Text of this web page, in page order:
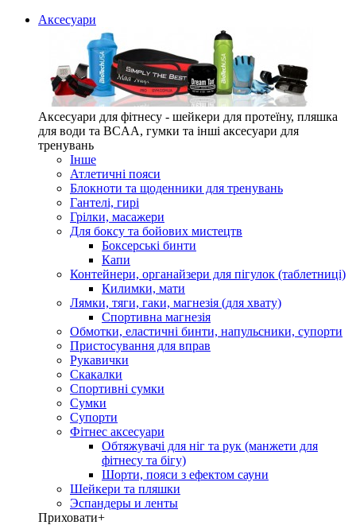
Аксесуари
Аксесуари для фітнесу - шейкери для протеїну, пляшка
для води та BCAA, гумки та інші аксесуари для
тренувань
Інше
Атлетичні пояси
Блокноти та щоденники для тренувань
Гантелі, гирі
Грілки, масажери
Для боксу та бойових мистецтв
Боксерські бинти
Капи
Контейнери, органайзери для пігулок (таблетниці)
Килимки, мати
Лямки, тяги, гаки, магнезія (для хвату)
Спортивна магнезія
Обмотки, еластичні бинти, напульсники, супорти
Пристосування для вправ
Рукавички
Скакалки
Спортивні сумки
Сумки
Супорти
Фітнес аксесуари
Обтяжувачі для ніг та рук (манжети для
фітнесу та бігу)
Шорти, пояси з ефектом сауни
Шейкери та пляшки
Эспандеры и ленты
Приховати+